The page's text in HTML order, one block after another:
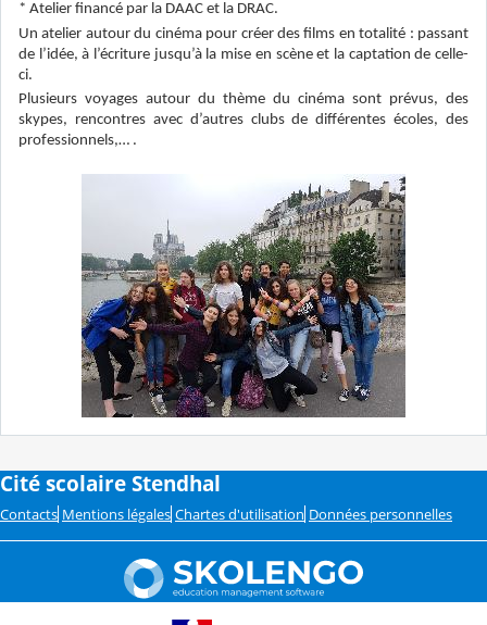
* Atelier financé par la DAAC et la DRAC.
Un atelier autour du cinéma pour créer des films en totalité : passant
de l’idée, à l’écriture jusqu’à la mise en scène et la captation de celle-
ci.
Plusieurs voyages autour du thème du cinéma sont prévus, des
skypes, rencontres avec d’autres clubs de différentes écoles, des
professionnels,… .
Cité scolaire Stendhal
Contacts Mentions légales Chartes d'utilisation Données personnelles